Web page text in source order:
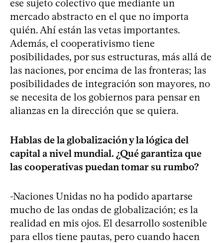
ese sujeto colectivo que mediante un
mercado abstracto en el que no importa
quién. Ahí están las vetas importantes.
Además, el cooperativismo tiene
posibilidades, por sus estructuras, más allá de
las naciones, por encima de las fronteras; las
posibilidades de integración son mayores, no
se necesita de los gobiernos para pensar en
alianzas en la dirección que se quiera.
Hablas de la globalización y la lógica del
capital a nivel mundial. ¿Qué garantiza que
las cooperativas puedan tomar su rumbo?
-Naciones Unidas no ha podido apartarse
mucho de las ondas de globalización; es la
realidad en mis ojos. El desarrollo sostenible
para ellos tiene pautas, pero cuando hacen